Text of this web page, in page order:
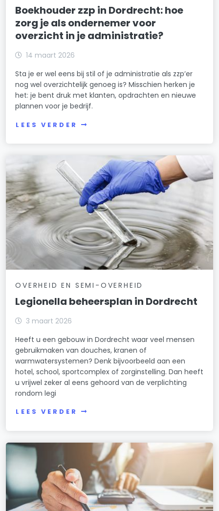
Boekhouder zzp in Dordrecht: hoe
zorg je als ondernemer voor
overzicht in je administratie?
14 maart 2026
Sta je er wel eens bij stil of je administratie als zzp’er
nog wel overzichtelijk genoeg is? Misschien herken je
het: je bent druk met klanten, opdrachten en nieuwe
plannen voor je bedrijf.
LEES VERDER
OVERHEID EN SEMI-OVERHEID
Legionella beheersplan in Dordrecht
3 maart 2026
Heeft u een gebouw in Dordrecht waar veel mensen
gebruikmaken van douches, kranen of
warmwatersystemen? Denk bijvoorbeeld aan een
hotel, school, sportcomplex of zorginstelling. Dan heeft
u vrijwel zeker al eens gehoord van de verplichting
rondom legi
LEES VERDER